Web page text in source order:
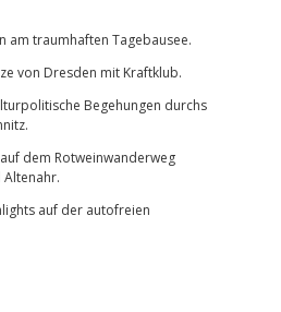
am traumhaften Tagebausee.
von Dresden mit Kraftklub.
Begehungen durchs
dem Rotweinwanderweg
Altenahr.
auf der autofreien